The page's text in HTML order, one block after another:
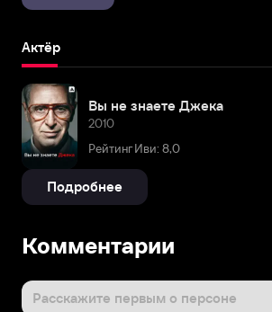
Актёр
Вы не знаете Джека
2010
Рейтинг Иви: 8,0
Подробнее
Комментарии
Расскажите первым о персоне